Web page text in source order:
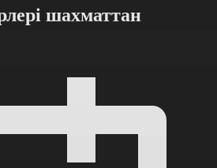
шахматтан